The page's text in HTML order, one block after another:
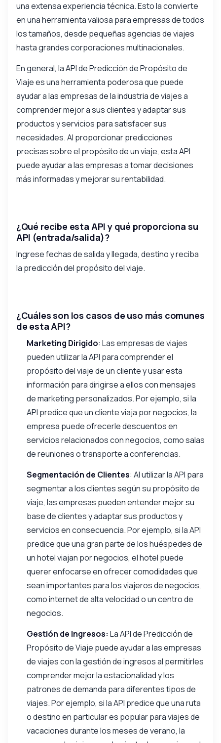
una extensa experiencia técnica. Esto la convierte
en una herramienta valiosa para empresas de todos
los tamaños, desde pequeñas agencias de viajes
hasta grandes corporaciones multinacionales.
En general, la API de Predicción de Propósito de
Viaje es una herramienta poderosa que puede
ayudar a las empresas de la industria de viajes a
comprender mejor a sus clientes y adaptar sus
productos y servicios para satisfacer sus
necesidades. Al proporcionar predicciones
precisas sobre el propósito de un viaje, esta API
puede ayudar a las empresas a tomar decisiones
más informadas y mejorar su rentabilidad.
¿Qué recibe esta API y qué proporciona su
API (entrada/salida)?
Ingrese fechas de salida y llegada, destino y reciba
la predicción del propósito del viaje.
¿Cuáles son los casos de uso más comunes
de esta API?
Marketing Dirigido: Las empresas de viajes
pueden utilizar la API para comprender el
propósito del viaje de un cliente y usar esta
información para dirigirse a ellos con mensajes
de marketing personalizados. Por ejemplo, si la
API predice que un cliente viaja por negocios, la
empresa puede ofrecerle descuentos en
servicios relacionados con negocios, como salas
de reuniones o transporte a conferencias.
Segmentación de Clientes: Al utilizar la API para
segmentar a los clientes según su propósito de
viaje, las empresas pueden entender mejor su
base de clientes y adaptar sus productos y
servicios en consecuencia. Por ejemplo, si la API
predice que una gran parte de los huéspedes de
un hotel viajan por negocios, el hotel puede
querer enfocarse en ofrecer comodidades que
sean importantes para los viajeros de negocios,
como internet de alta velocidad o un centro de
negocios.
Gestión de Ingresos: La API de Predicción de
Propósito de Viaje puede ayudar a las empresas
de viajes con la gestión de ingresos al permitirles
comprender mejor la estacionalidad y los
patrones de demanda para diferentes tipos de
viajes. Por ejemplo, si la API predice que una ruta
o destino en particular es popular para viajes de
vacaciones durante los meses de verano, la
¿Qué formato de respuesta puedo esperar?
¿Qué tan precisas son las predicciones?
¿Puedo probar la API con datos de muestra?
¿Qué puede hacer esta API?
Muéstrame un ejemplo de código
¿Cuánto cuesta?
Respondido por Zyla AI Prefiero preguntar a Soporte